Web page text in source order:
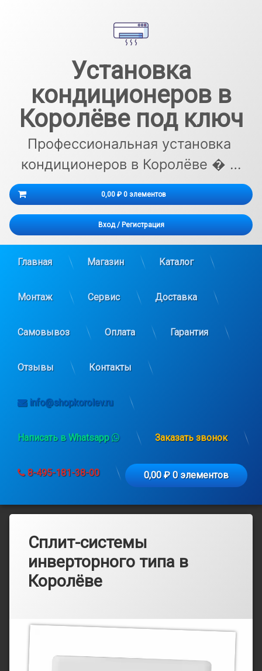
Установка
кондиционеров в
Королёве под ключ
Профессиональная установка
кондиционеров в Королёве � …
0,00 ₽ 0 элементов
Корзина пуста.
Вход/Регистрация
Главная Магазин Каталог
Монтаж Сервис Доставка
Самовывоз Оплата Гарантия
Отзывы Контакты
info@shopkorolev.ru
Написать в Whatsapp Заказать звонок
8-495-181-38-00 0,00 ₽0 элементов
Сплит-системы
инверторного типа в
Королёве